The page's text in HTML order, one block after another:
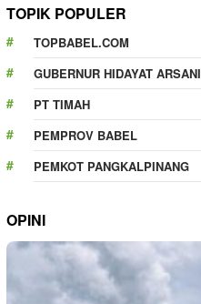
TOPIK POPULER
TOPBABEL.COM
GUBERNUR HIDAYAT ARSANI
PT TIMAH
PEMPROV BABEL
PEMKOT PANGKALPINANG
OPINI